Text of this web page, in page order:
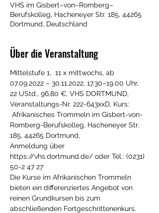
VHS im Gisbert–von–Romberg–
Berufskolleg, Hacheneyer Str. 185, 44265
Dortmund, Deutschland
Über die Veranstaltung
Mittelstufe 1,  11 x mittwochs, ab
07.09.2022 – 30.11.2022, 17.30–19.00 Uhr,
22 UStd., 96,80 €, VHS DORTMUND,
Veranstaltungs-Nr. 222-643xxD, Kurs:
Afrikanisches Trommeln im Gisbert-von-
Romberg-Berufskolleg, Hacheneyer Str.
185, 44265 Dortmund,
Anmeldung über
https://vhs.dortmund.de/ oder Tel.: (0231)
50-2 47 27
Die Kurse im Afrikanischen Trommeln
bieten ein differenziertes Angebot von
reinen Grundkursen bis zum
abschließenden Fortgeschrittenenkurs.